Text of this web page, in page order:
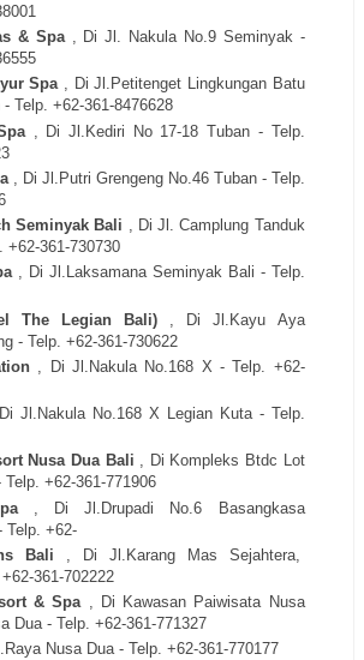
& Spa , Di Jl. Nakula No.9 Seminyak -
Spa , Di Jl.Petitenget Lingkungan Batu
Telp. +62-361-8476628
, Di Jl.Kediri No 17-18 Tuban - Telp.
, Di Jl.Putri Grengeng No.46 Tuban - Telp.
Seminyak Bali , Di Jl. Camplung Tanduk
+62-361-730730
, Di Jl.Laksamana Seminyak Bali - Telp.
The Legian Bali)
, Di Jl.Kayu Aya
- Telp. +62-361-730622
, Di Jl.Nakula No.168 X - Telp. +62-
Jl.Nakula No.168 X Legian Kuta - Telp.
Nusa Dua Bali , Di Kompleks Btdc Lot
Telp. +62-361-771906
, Di Jl.Drupadi No.6 Basangkasa
Telp. +62-
Bali
, Di Jl.Karang Mas Sejahtera,
361-702222
& Spa , Di Kawasan Paiwisata Nusa
Dua - Telp. +62-361-771327
Nusa Dua - Telp. +62-361-770177